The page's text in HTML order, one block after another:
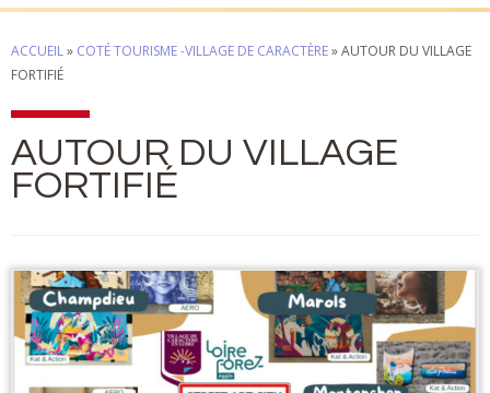
ACCUEIL» COTÉ TOURISME -VILLAGE DE CARACTÈRE»AUTOUR DU VILLAGE
FORTIFIÉ
AUTOUR DU VILLAGE
FORTIFIÉ